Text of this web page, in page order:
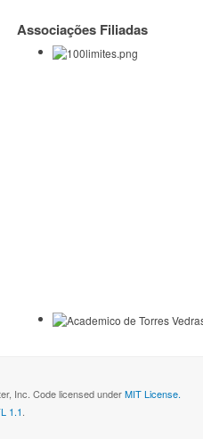
Associações Filiadas
Inc. Code licensed underMIT License.
1.1